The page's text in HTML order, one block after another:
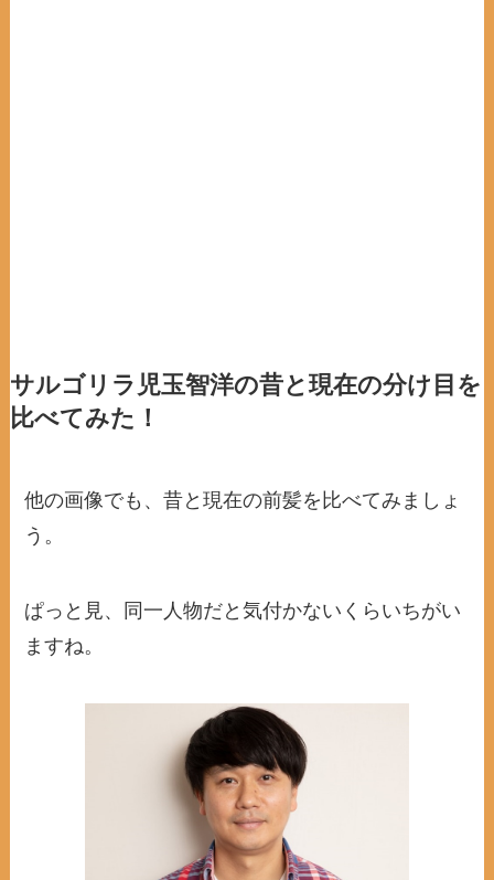
サルゴリラ児玉智洋の昔と現在の分け目を
比べてみた！
他の画像でも、昔と現在の前髪を比べてみましょ
う。
ぱっと見、同一人物だと気付かないくらいちがい
ますね。